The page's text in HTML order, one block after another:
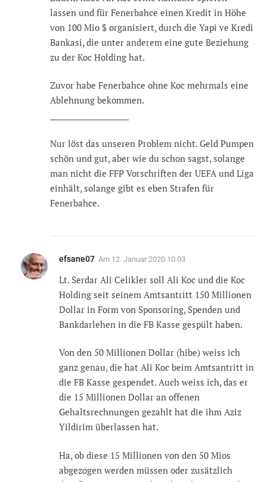
lassen und für Fenerbahce einen Kredit in Höhe
von 100 Mio $ organisiert, durch die Yapi ve Kredi
Bankasi, die unter anderem eine gute Beziehung
zu der Koc Holding hat.
Zuvor habe Fenerbahce ohne Koc mehrmals eine
Ablehnung bekommen.
Nur löst das unseren Problem nicht. Geld Pumpen
schön und gut, aber wie du schon sagst, solange
man nicht die FFP Vorschriften der UEFA und Liga
einhält, solange gibt es eben Strafen für
Fenerbahce.
efsane07 Am 12. Januar 2020 10:03
Lt. Serdar Ali Celikler soll Ali Koc und die Koc
Holding seit seinem Amtsantritt 150 Millionen
Dollar in Form von Sponsoring, Spenden und
Bankdarlehen in die FB Kasse gespült haben.
Von den 50 Millionen Dollar (hibe) weiss ich
ganz genau, die hat Ali Koc beim Amtsantritt in
die FB Kasse gespendet. Auch weiss ich, das er
die 15 Millionen Dollar an offenen
Gehaltsrechnungen gezahlt hat die ihm Aziz
Yildirim überlassen hat.
Ha, ob diese 15 Millionen von den 50 Mios
abgezogen werden müssen oder zusätzlich